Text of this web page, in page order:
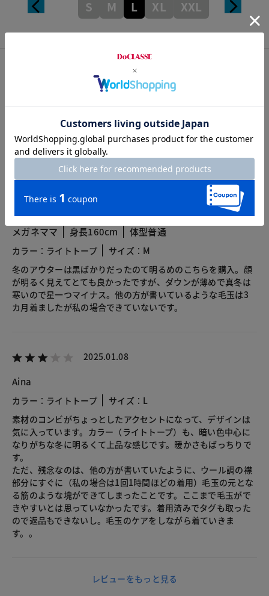
S M L XL XXL
3.3 3レビュー
2026.04.30
メガネママ 身長160cm 体型普通
カラー：ライトトープ
サイズ：M
冬のアウターは黒ばかりだったのて明るめのこちらを購入。顔
が明るく見えてとても良かったですが、ダウンが薄めで真冬は
寒いので星一つマイナス。他の方が書いているような毛玉は3
カ月着ましたが私の場合できていないです。
2025.01.08
Aina
カラー：ライトトープ
サイズ：L
素材のコンビがちょっとしたアクセントになって、デザインは
気に入っています。カラー（ライトトープ）も、暗い色中心に
なりがちな冬に明るくて上品な感じです。暖かさもばっちりで
す。
ただ、残念なのは、他の方が書いていたように、ウール調の襟
部分にすぐに（私の場合は1回1時間ほどの着用）毛玉の元とな
る筋のような塊ができてしまったことです。ここまで毛玉がで
きやすいとは思っていなかったです。着用済みでタグも取った
ので返品もできないし。毛玉のケアをしながら着ていきま
す。。
レビューをもっと見る